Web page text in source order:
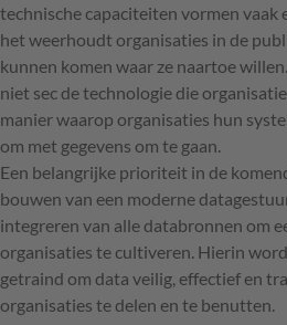
technische capaciteiten vormen vaak
het weerhoudt organisaties in de
kunnen komen waar ze naartoe
niet sec de technologie die
manier waarop organisaties hun
om met gegevens om te gaan.
Een belangrijke prioriteit in de
bouwen van een moderne
integreren van alle databronnen om
organisaties te cultiveren. Hierin
getraind om data veilig, effectief en
organisaties te delen en te benutten.